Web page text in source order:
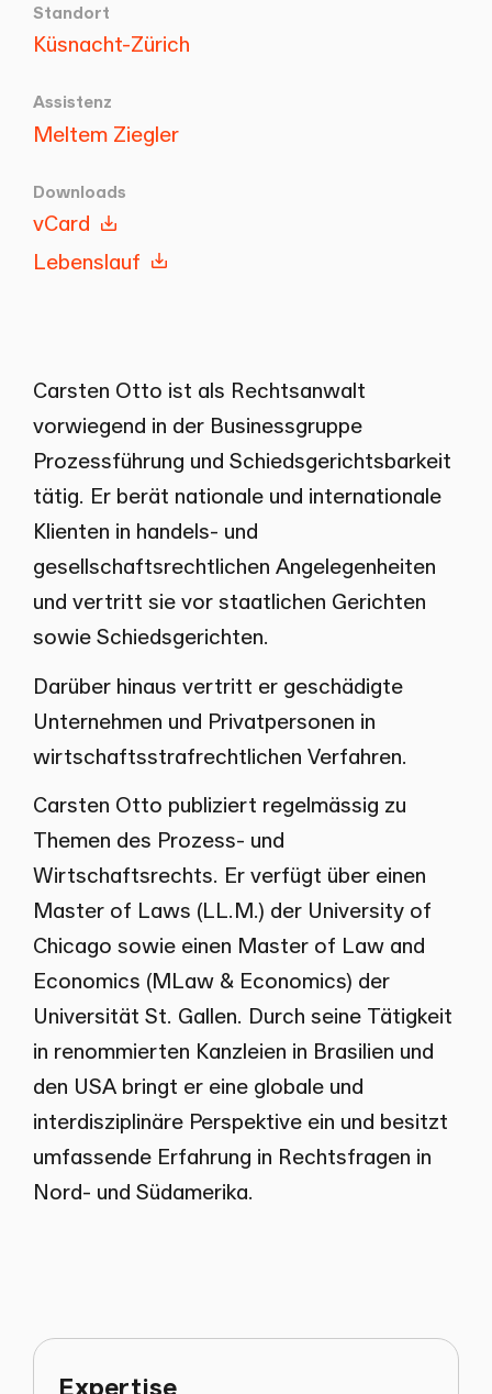
Standort
Küsnacht-Zürich
Assistenz
Meltem Ziegler
Downloads
vCard
Lebenslauf
Carsten Otto ist als Rechtsanwalt
vorwiegend in der Businessgruppe
Prozessführung und Schiedsgerichtsbarkeit
tätig. Er berät nationale und internationale
Klienten in handels- und
gesellschaftsrechtlichen Angelegenheiten
und vertritt sie vor staatlichen Gerichten
sowie Schiedsgerichten.
Darüber hinaus vertritt er geschädigte
Unternehmen und Privatpersonen in
wirtschaftsstrafrechtlichen Verfahren.
Carsten Otto publiziert regelmässig zu
Themen des Prozess- und
Wirtschaftsrechts. Er verfügt über einen
Master of Laws (LL.M.) der University of
Chicago sowie einen Master of Law and
Economics (MLaw & Economics) der
Universität St. Gallen. Durch seine Tätigkeit
in renommierten Kanzleien in Brasilien und
den USA bringt er eine globale und
interdisziplinäre Perspektive ein und besitzt
umfassende Erfahrung in Rechtsfragen in
Nord- und Südamerika.
Expertise